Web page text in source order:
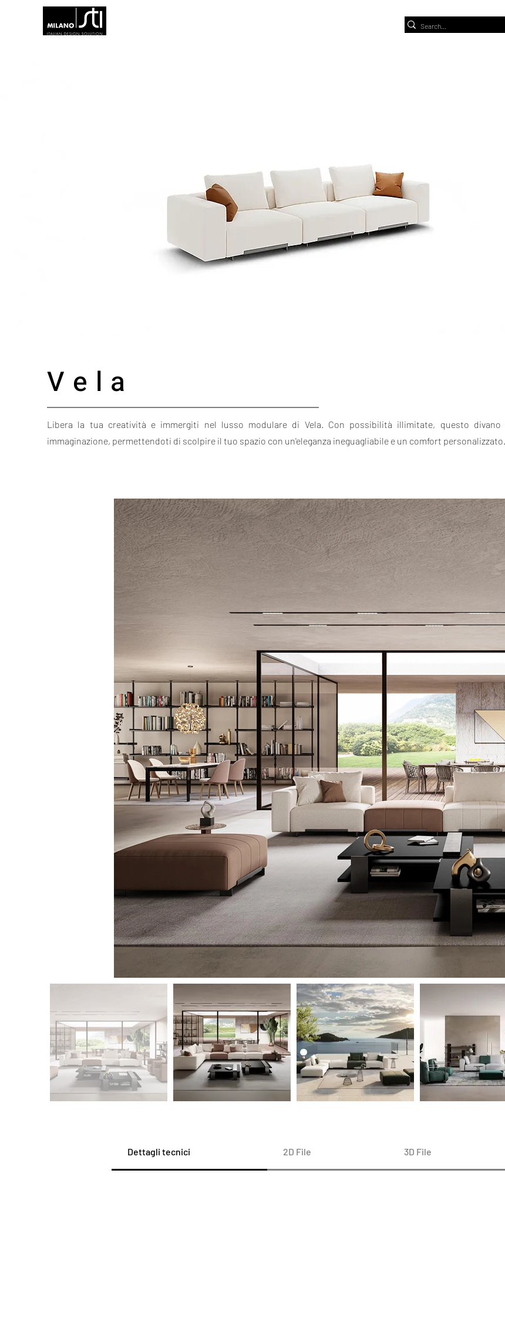
Vela
Libera la tua creatività e immergiti nel lusso modulare di Vela. Con possibilità illimitate, questo divano
immaginazione, permettendoti di scolpire il tuo spazio con un'eleganza ineguagliabile e un comfort personalizzato.
Dettagli tecnici 2D File 3D File